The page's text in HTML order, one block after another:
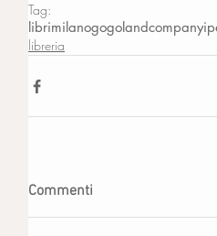
Tag:
librimilanogogolandcompany
libreria
Commenti